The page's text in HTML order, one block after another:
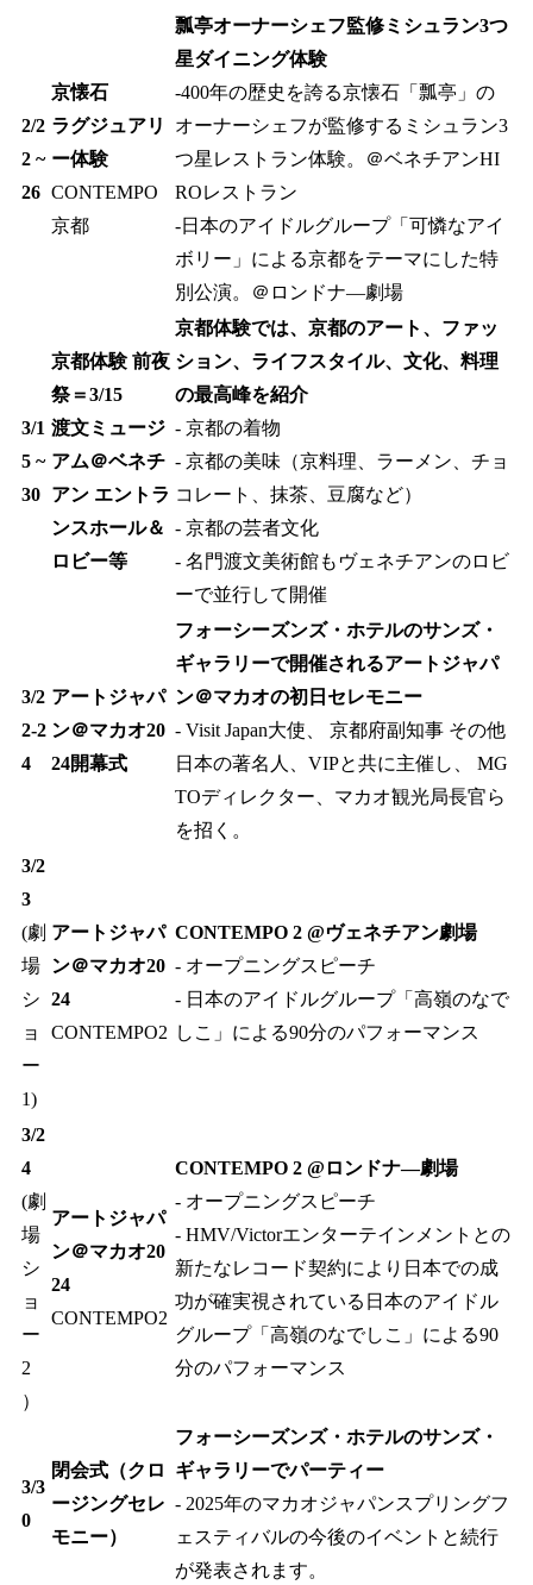
2/2
2 ~
26
京懐石
ラグジュアリ
ー体験​
CONTEMPO
京都
瓢亭オーナーシェフ監修ミシュラン3つ
星ダイニング体験​
-400年の歴史を誇る京懐石「瓢亭」の
オーナーシェフが監修するミシュラン3
つ星レストラン体験。＠ベネチアンHI
ROレストラン​
-日本のアイドルグループ「可憐なアイ
ボリー」による京都をテーマにした特
別公演。＠ロンドナ―劇場​
3/1
5 ~
30
京都体験 前夜
祭＝3/15​
渡文ミュージ
アム​＠ベネチ
アン エントラ
ンスホール＆
ロビー等
京都体験では、京都のアート、ファッ
ション、ライフスタイル、文化、料理
の最高峰を紹介​
- 京都の着物​
- 京都の美味（京料理、ラーメン、チョ
コレート、​抹茶、豆腐など​）
- 京都の芸者文化​
- 名門渡文美術館もヴェネチアンのロビ
ーで並行して開催
3/2
2-2
4
アートジャパ
ン＠マカオ20
24開幕式
フォーシーズンズ・ホテルのサンズ・
ギャラリーで開催されるアートジャパ
ン＠マカオの初日セレモニー​
- Visit Japan大使、 京都府副知事 その他
日本の著名人、VIPと共に主催し、 MG
TOディレクター、マカオ観光局長官ら
を招く。
3/2
3​
(劇
場
シ
ョ
ー
1)
アートジャパ
ン＠マカオ20
24​
CONTEMPO2​
CONTEMPO 2 @ヴェネチアン劇場​
- オープニングスピーチ​
- 日本のアイドルグループ「高嶺のなで
しこ」による90分のパフォーマンス
3/2
4​
(劇
場
シ
ョ
ー
2
）​
アートジャパ
ン＠マカオ20
24​
CONTEMPO2
CONTEMPO 2 @ロンドナ―劇場​
- オープニングスピーチ​
- HMV/Victorエンターテインメントとの
新たなレコード契約により日本での成
功が確実視されている日本のアイドル
グループ「高嶺のなでしこ」による90
分のパフォーマンス
3/3
0
閉会式（クロ
ージングセレ
モニー）
フォーシーズンズ・ホテルのサンズ・
ギャラリーでパーティー
- 2025年のマカオジャパンスプリングフ
ェスティバルの今後のイベントと続行
が発表されます。